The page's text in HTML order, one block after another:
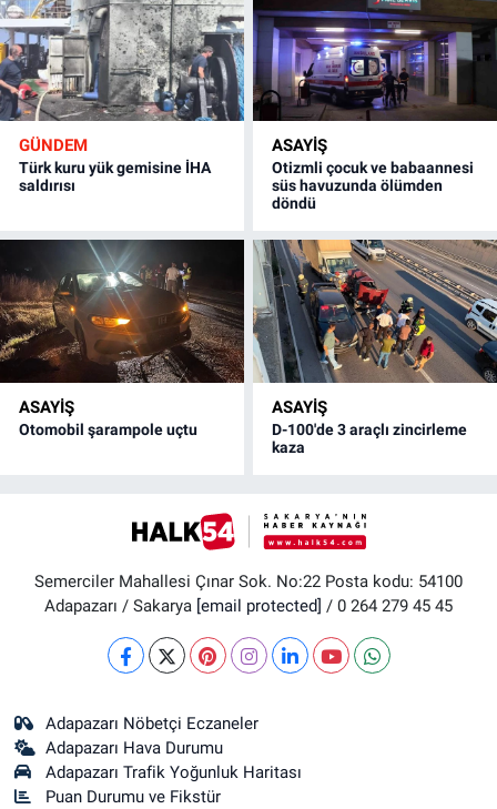
GÜNDEM
Türk kuru yük gemisine İHA
saldırısı
ASAYİŞ
Otizmli çocuk ve babaannesi
süs havuzunda ölümden
döndü
ASAYİŞ
Otomobil şarampole uçtu
ASAYİŞ
D-100'de 3 araçlı zincirleme
kaza
Semerciler Mahallesi Çınar Sok. No:22 Posta kodu: 54100
Adapazarı / Sakarya [email protected] / 0 264 279 45 45
Adapazarı Nöbetçi Eczaneler
Adapazarı Hava Durumu
Adapazarı Trafik Yoğunluk Haritası
Puan Durumu ve Fikstür